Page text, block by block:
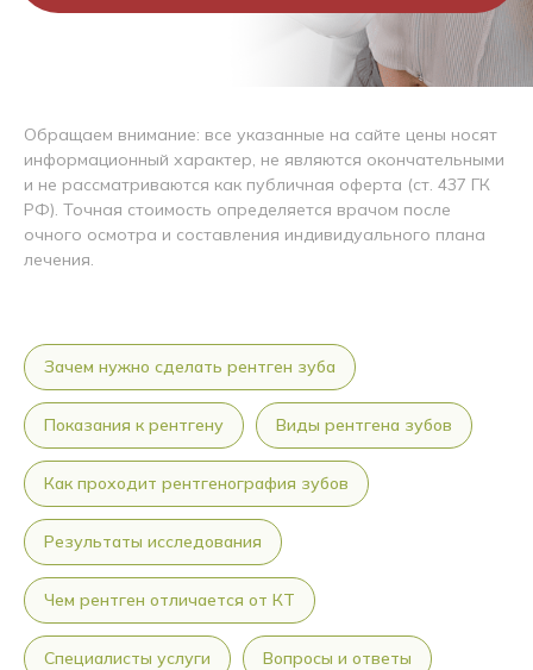
Обращаем внимание: все указанные на сайте цены носят
информационный характер, не являются окончательными
и не рассматриваются как публичная оферта (ст. 437 ГК
РФ). Точная стоимость определяется врачом после
очного осмотра и составления индивидуального плана
лечения.
Зачем нужно сделать рентген зуба
Показания к рентгену Виды рентгена зубов
Как проходит рентгенография зубов
Результаты исследования
Чем рентген отличается от КТ
Специалисты услуги Вопросы и ответы